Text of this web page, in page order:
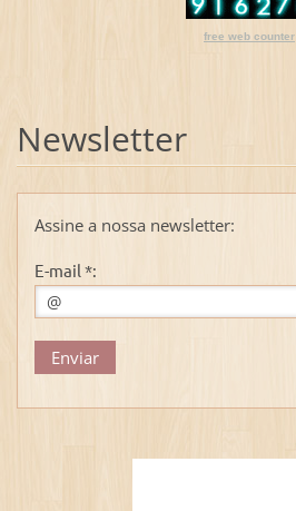
free web counter
Newsletter
Assine a nossa newsletter:
E-mail *: